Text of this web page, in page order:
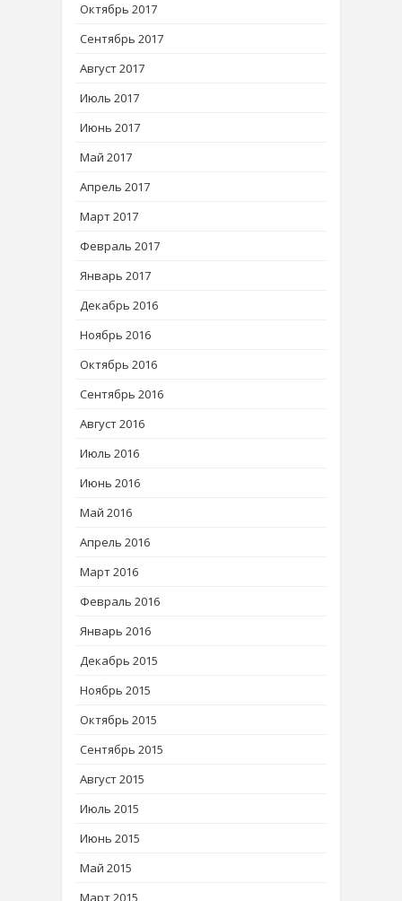
Октябрь 2017
Сентябрь 2017
Август 2017
Июль 2017
Июнь 2017
Май 2017
Апрель 2017
Март 2017
Февраль 2017
Январь 2017
Декабрь 2016
Ноябрь 2016
Октябрь 2016
Сентябрь 2016
Август 2016
Июль 2016
Июнь 2016
Май 2016
Апрель 2016
Март 2016
Февраль 2016
Январь 2016
Декабрь 2015
Ноябрь 2015
Октябрь 2015
Сентябрь 2015
Август 2015
Июль 2015
Июнь 2015
Май 2015
Март 2015